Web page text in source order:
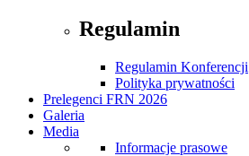
Regulamin
Regulamin Konferencji
Polityka prywatności
Prelegenci FRN 2026
Galeria
Media
Informacje prasowe